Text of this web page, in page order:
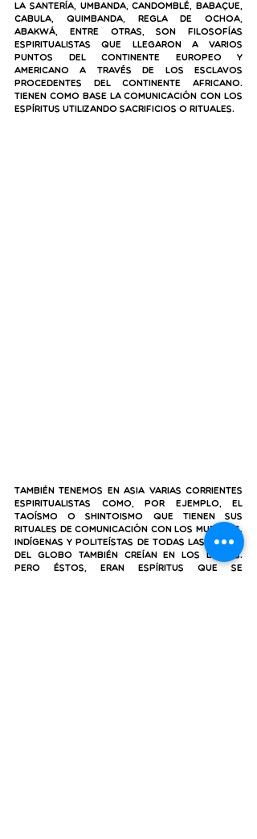
La santería, umbanda, candomblé, babaçue,
cabula, quimbanda, regla de Ochoa,
Abakwá, entre otras, son filosofías
espiritualistas que llegaron a varios
puntos del continente europeo y
americano a través de los esclavos
procedentes del continente Africano.
Tienen como base la comunicación con los
espíritus utilizando sacrificios o rituales.
También tenemos en Asia varias corrientes
espiritualistas como, por ejemplo, el
Taoísmo o Shintoismo que tienen sus
rituales de comunicación con los muertos.
Indígenas y politeístas de todas las partes
del globo también creían en los dioses.
Pero éstos, eran espíritus que se